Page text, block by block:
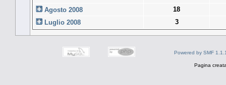
Agosto 2008
18
Luglio 2008
3
Powered by SMF
Pagina